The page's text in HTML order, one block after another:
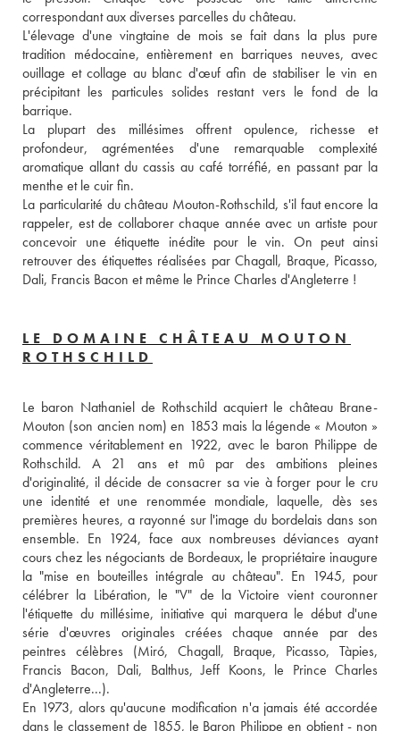
correspondant aux diverses parcelles du château.
L'élevage d'une vingtaine de mois se fait dans la plus pure
tradition médocaine, entièrement en barriques neuves, avec
ouillage et collage au blanc d'œuf afin de stabiliser le vin en
précipitant les particules solides restant vers le fond de la
barrique.
La plupart des millésimes offrent opulence, richesse et
profondeur, agrémentées d'une remarquable complexité
aromatique allant du cassis au café torréfié, en passant par la
menthe et le cuir fin.
La particularité du château Mouton-Rothschild, s'il faut encore la
rappeler, est de collaborer chaque année avec un artiste pour
concevoir une étiquette inédite pour le vin. On peut ainsi
retrouver des étiquettes réalisées par Chagall, Braque, Picasso,
Dali, Francis Bacon et même le Prince Charles d'Angleterre !
LE DOMAINE CHÂTEAU MOUTON
ROTHSCHILD
Le baron Nathaniel de Rothschild acquiert le château Brane-
Mouton (son ancien nom) en 1853 mais la légende « Mouton »
commence véritablement en 1922, avec le baron Philippe de
Rothschild. A 21 ans et mû par des ambitions pleines
d'originalité, il décide de consacrer sa vie à forger pour le cru
une identité et une renommée mondiale, laquelle, dès ses
premières heures, a rayonné sur l'image du bordelais dans son
ensemble. En 1924, face aux nombreuses déviances ayant
cours chez les négociants de Bordeaux, le propriétaire inaugure
la "mise en bouteilles intégrale au château". En 1945, pour
célébrer la Libération, le "V" de la Victoire vient couronner
l'étiquette du millésime, initiative qui marquera le début d'une
série d'œuvres originales créées chaque année par des
peintres célèbres (Miró, Chagall, Braque, Picasso, Tàpies,
Francis Bacon, Dali, Balthus, Jeff Koons, le Prince Charles
d'Angleterre...).
En 1973, alors qu'aucune modification n'a jamais été accordée
dans le classement de 1855, le Baron Philippe en obtient - non